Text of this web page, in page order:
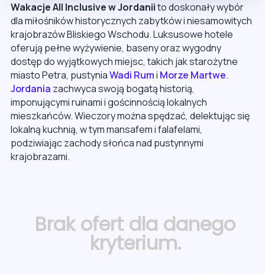
Wakacje All Inclusive w Jordaniito doskonały wybór
dla miłośników historycznych zabytków i niesamowitych
krajobrazów Bliskiego Wschodu. Luksusowe hotele
oferują pełne wyżywienie, baseny oraz wygodny
dostęp do wyjątkowych miejsc, takich jak starożytne
miasto Petra, pustyniaWadi Rumi Morze Martwe.
Jordania zachwyca swoją bogatą historią,
imponującymi ruinami i gościnnością lokalnych
mieszkańców. Wieczory można spędzać, delektując się
lokalną kuchnią, w tym mansafem i falafelami,
podziwiając zachody słońca nad pustynnymi
krajobrazami.
Brak ofert dla danego
kryterium.